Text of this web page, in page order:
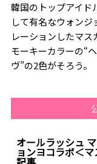
韓国のトップアイド
して有名なウォン
レーションしたマ
モーキーカラーの“
ヴ”の2色がそろう。
オールラッシュ
ョンヨコラボ＜